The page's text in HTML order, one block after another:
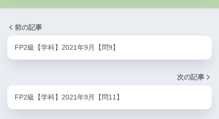
前の記事
FP2級【学科】2021年9月【問9】
次の記事
FP2級【学科】2021年9月【問11】